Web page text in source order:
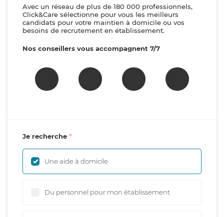
Avec un réseau de plus de 180 000 professionnels,
Click&Care sélectionne pour vous les meilleurs
candidats pour votre maintien à domicile ou vos
besoins de recrutement en établissement.
Nos conseillers vous accompagnent 7/7
Je recherche
Une aide à domicile
Du personnel pour mon établissement